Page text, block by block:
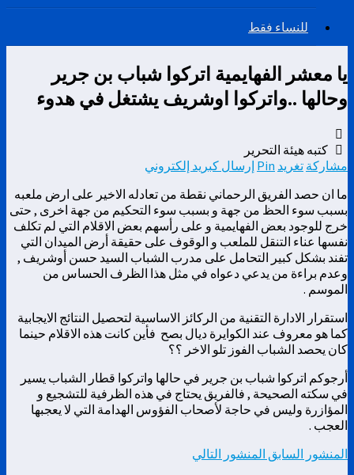
للنساء فقط
يا معشر الفهايمية اتركوا شباب بن جرير
وحالها ..واتركوا اوشريف يشتغل في هدوء
كتبه هيئة التحرير
مشاركة تغريد Pin إرسال كبريد إلكتروني
ما ان حصد الفريق الرحماني نقطة من تعادله الاخير على ارض ملعبه
بسبب سوء الحظ من جهة و بسبب سوء التحكيم من جهة اخرى , حتى
خرج للوجود بعض الفهايمية و على رأسهم بعض الاقلام التي لم تكلف
نفسها عناء التنقل للملعب و الوقوف على حقيقة أرض الميدان التي
تفند بشكل كبير التحامل على مدرب الشباب السيد حسن أوشريف ,
وعدم براءة من يدعي دعواه في مثل هذا الظرف الحساس من
الموسم .
استقرار الادارة التقنية من الركائز الاساسية لتحصيل النتائج الايجابية
كما هو معروف عند الكوايرة ديال بصح فأين كانت هذه الاقلام حينما
كان يحصد الشباب الفوز تلو الاخر ؟؟
أرجوكم اتركوا شباب بن جرير في حالها واتركوا قطار الشباب يسير
في سكته الصحيحة , فالفريق يحتاج في هذه الظرفية للتشجيع و
المؤازرة وليس في حاجة لأصحاب الفؤوس الهدامة التي لا يعجبها
العجب .
المنشور السابق المنشور التالي